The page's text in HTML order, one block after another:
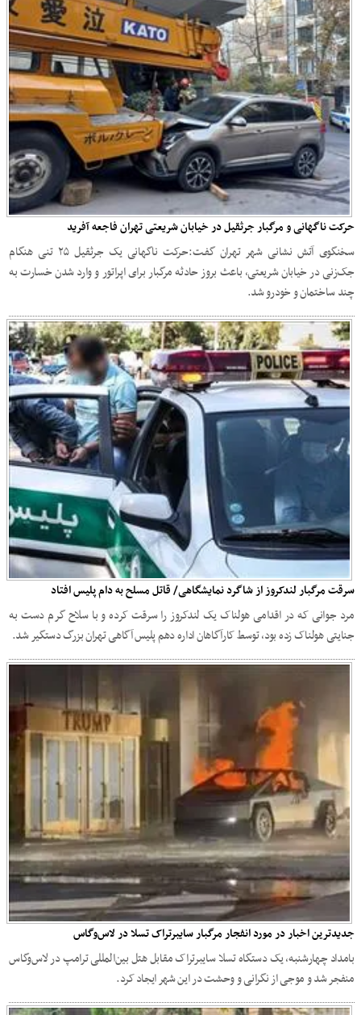
حرکت ناگهانی و مرگبار جرثقیل در خیابان شریعتی تهران فاجعه آفرید
سخنگوی آتش نشانی شهر تهران گفـت:حرکت ناگهانی یک جرثقیل ۲۵ تنی هنگام
جک‌زنی در خیابان شریعتی، باعث بروز حادثه مرگبار برای اپراتور و وارد شدن خسارت به
چند ساختمان و خودرو شد.
سرقت مرگبار لندکروز از شاگرد نمایشگاهی/ قاتل مسلح به دام پلیس افتاد
مرد جوانی که در اقدامی هولناک یک لندکروز را سرقت کرده و با سلاح گرم دست به
جنایتی هولناک زده بود، توسط کارآگاهان اداره دهم پلیس آگاهی تهران بزرگ دستگیر شد.
جدیدترین اخبار در مورد انفجار مرگبار سایبرتراک تسلا در لاس‌وگاس
بامداد چهارشنبه، یک دستگاه تسلا سایبرتراک مقابل هتل بین‌المللی ترامپ در لاس‌وگاس
منفجر شد و موجی از نگرانی و وحشت در این شهر ایجاد کرد.